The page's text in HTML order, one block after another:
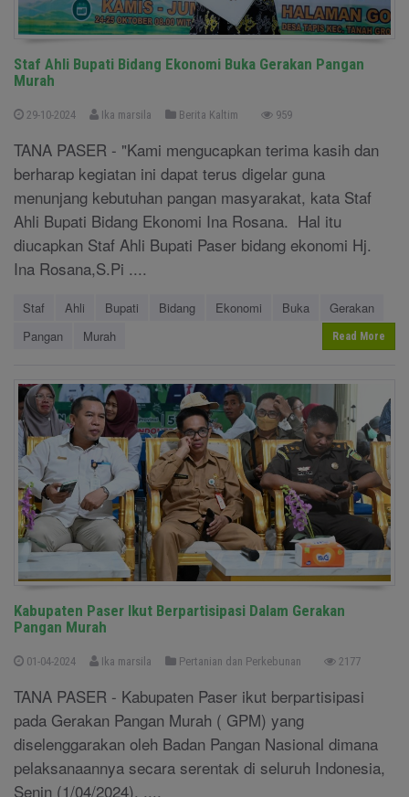
Staf Ahli Bupati Bidang Ekonomi Buka Gerakan Pangan
Murah
29-10-2024 Ika marsila Berita Kaltim 959
TANA PASER - "Kami mengucapkan terima kasih dan
berharap kegiatan ini dapat terus digelar guna
menunjang kebutuhan pangan masyarakat, kata Staf
Ahli Bupati Bidang Ekonomi Ina Rosana. Hal itu
diucapkan Staf Ahli Bupati Paser bidang ekonomi Hj.
Ina Rosana,S.Pi ....
Staf Ahli Bupati Bidang Ekonomi Buka
Gerakan
Pangan
Murah Read More
Kabupaten Paser Ikut Berpartisipasi Dalam Gerakan
Pangan Murah
01-04-2024 Ika marsila Pertanian dan Perkebunan 2177
TANA PASER - Kabupaten Paser ikut berpartisipasi
pada Gerakan Pangan Murah ( GPM) yang
diselenggarakan oleh Badan Pangan Nasional dimana
pelaksanaannya secara serentak di seluruh Indonesia,
Senin (1/04/2024). ....